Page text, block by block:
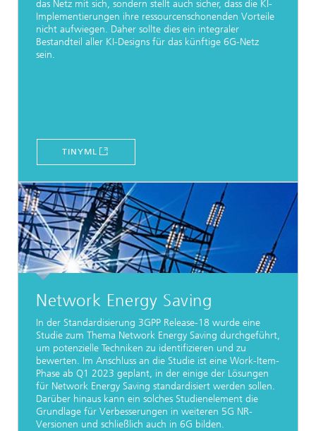
das Netz mit sich, sondern stellt auch sicher, dass die KI-
Implementierungen ihre ressourcenschonenden Vorteile
nicht aufwiegen. Daher sollte dies ein integraler
Bestandteil aller KI-Designs für das künftige 6G-Netz
sein.
TINYML
Network Energy Saving
In der Standardisierung 3GPP Release-18 wurde eine
Studie zum Thema Network Energy Saving durchgeführt,
um potenzielle Techniken zu identifizieren und zu
bewerten. Im Anschluss an die Studie ist eine Work-Item-
Phase ab Q1 2023 geplant, in der einige der Lösungen
für Network Energy Saving standardisiert werden sollen.
Darüber hinaus kann ein solches Studienelement die
Grundlage für Verbesserungen in weiteren 5G NR-
Versionen und schließlich auch in 6G bilden.